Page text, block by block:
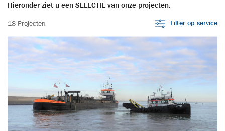
Hieronder ziet u een SELECTIE van onze projecten.
18 Projecten Filter op service